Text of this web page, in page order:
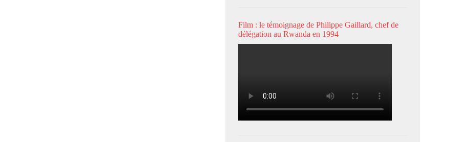
Film : le témoignage de Philippe Gaillard, chef de
délégation au Rwanda en 1994